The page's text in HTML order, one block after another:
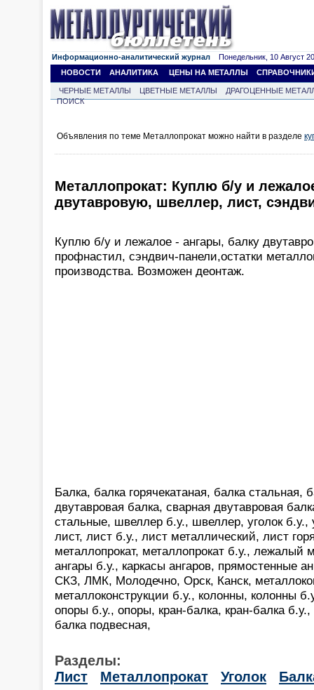
Информационно-аналитический журнал Понедельник, 10 Август
НОВОСТИ
АНАЛИТИКА ЦЕНЫ НА МЕТАЛЛЫ
ЧЕРНЫЕ МЕТАЛЛЫ ЦВЕТНЫЕ МЕТАЛЛЫ
ДРАГОЦЕННЫЕ
ПОИСК
Объявления по теме Металлопрокат можно найти в разделе
Металлопрокат: Куплю б/у и
двутавровую, швеллер, лист,
Куплю б/у и лежалое - ангары, балку
профнастил, сэндвич-панели,остатки
производства. Возможен деонтаж.
Балка, балка горячекатаная, балка стальная,
двутавровая балка, сварная двутавровая
стальные, швеллер б.у., швеллер, уголок б.у.,
лист, лист б.у., лист металлический, лист
металлопрокат, металлопрокат б.у., лежалый
ангары б.у., каркасы ангаров, прямостенные
СКЗ, ЛМК, Молодечно, Орск, Канск,
металлоконструкции б.у., колонны, колонны
опоры б.у., опоры, кран-балка, кран-балка б.у.,
балка подвесная,
Разделы:
Лист
Металлопрокат Уголок